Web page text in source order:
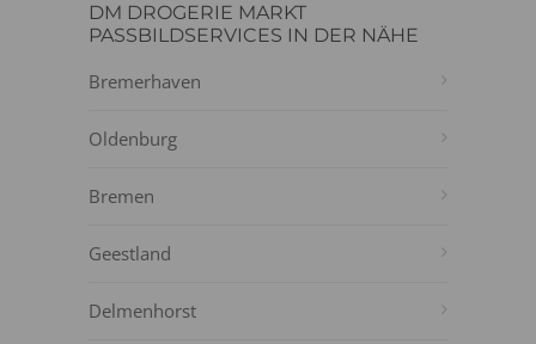
DM DROGERIE MARKT
PASSBILDSERVICES IN DER NÄHE
Bremerhaven
Oldenburg
Bremen
Geestland
Delmenhorst